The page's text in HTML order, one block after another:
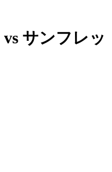
vs サンフレッ